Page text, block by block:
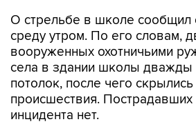
О стрельбе в школе сообщил
среду утром. По его словам,
вооруженных охотничьими
села в здании школы дважды
потолок, после чего скрылись
происшествия. Пострадавших
инцидента нет.